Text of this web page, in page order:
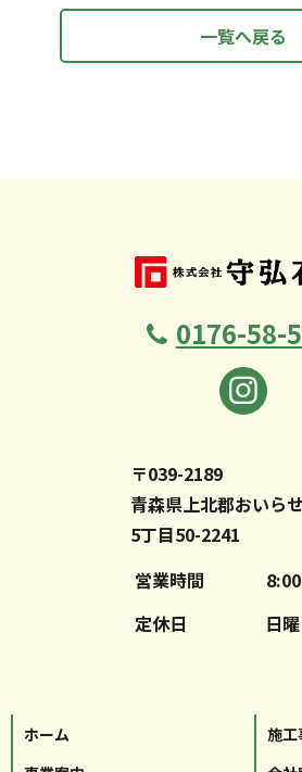
一覧へ戻る
0176-58-
〒039-2189
青森県上北郡おいら
5丁目50-2241
営業時間
定休日
日
ホーム
施工